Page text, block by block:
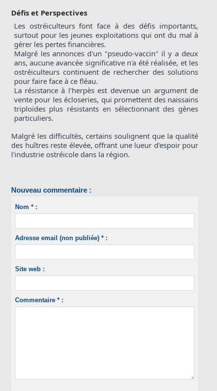
Défis et Perspectives
Les ostréiculteurs font face à des défis importants,
surtout pour les jeunes exploitations qui ont du mal à
gérer les pertes financières.
Malgré les annonces d'un "pseudo-vaccin" il y a deux
ans, aucune avancée significative n'a été réalisée, et les
ostréiculteurs continuent de rechercher des solutions
pour faire face à ce fléau.
La résistance à l'herpès est devenue un argument de
vente pour les écloseries, qui promettent des naissains
triploïdes plus résistants en sélectionnant des gènes
particuliers.
Malgré les difficultés, certains soulignent que la qualité
des huîtres reste élevée, offrant une lueur d'espoir pour
l'industrie ostréicole dans la région.
Nouveau commentaire :
Nom * :
Adresse email (non publiée) * :
Site web :
Commentaire * :